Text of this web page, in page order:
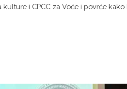
i CPCC za Voće i povrće kako